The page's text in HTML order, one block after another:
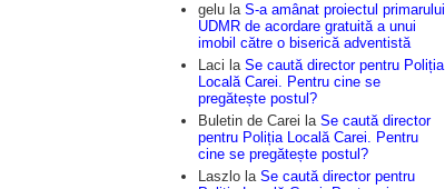
gelu la S-a amânat proiectul primarului
UDMR de acordare gratuită a unui
imobil către o biserică adventistă
Laci la Se caută director pentru Poliția
Locală Carei. Pentru cine se
pregătește postul?
Buletin de Carei la Se caută director
pentru Poliția Locală Carei. Pentru
cine se pregătește postul?
Laszlo la Se caută director pentru